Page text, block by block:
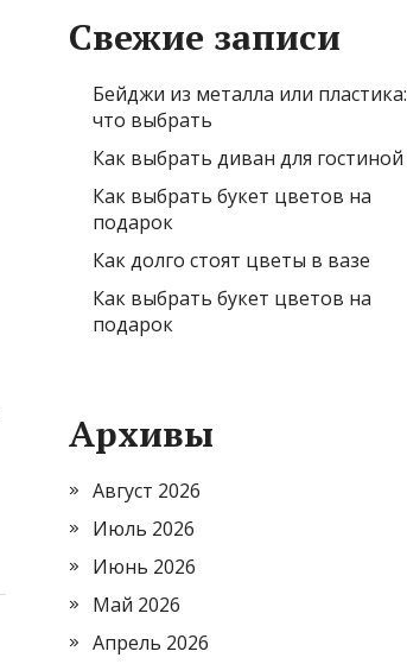
Свежие записи
Бейджи из металла или пластика:
что выбрать
Как выбрать диван для гостиной
Как выбрать букет цветов на
подарок
Как долго стоят цветы в вазе
Как выбрать букет цветов на
подарок
Архивы
Август 2026
Июль 2026
Июнь 2026
Май 2026
Апрель 2026